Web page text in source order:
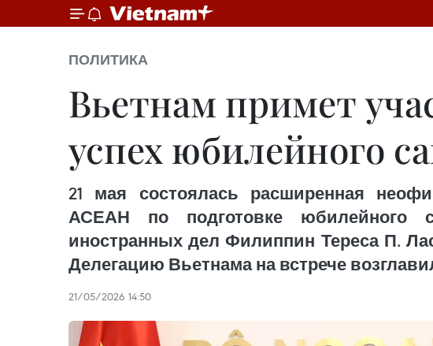
ПОЛИТИКА
Вьетнам примет
успех юбилейного
21 мая состоялась расширенная
АСЕАН по подготовке юбилейного
иностранных дел Филиппин Тереса П.
Делегацию Вьетнама на встрече
21/05/2026 14:50